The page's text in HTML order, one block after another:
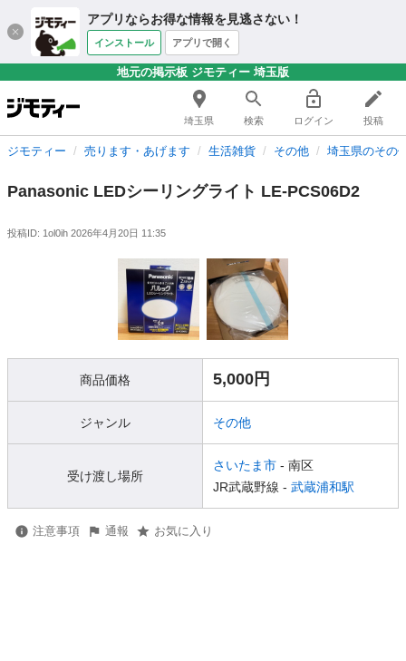
アプリならお得な情報を見逃さない！
インストール アプリで開く
地元の掲示板 ジモティー 埼玉版
埼玉県 検索 ログイン 投稿
ジモティー 売ります・あげます 生活雑貨 その他 埼玉県のその
Panasonic LEDシーリングライト LE-PCS06D2
投稿ID: 1ol0ih 2026年4月20日 11:35
商品価格 5,000円
ジャンル その他
受け渡し場所
さいたま市 - 南区
JR武蔵野線 - 武蔵浦和駅
注意事項 通報 お気に入り